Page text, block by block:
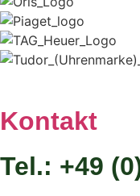
Kontakt
Tel.: +49